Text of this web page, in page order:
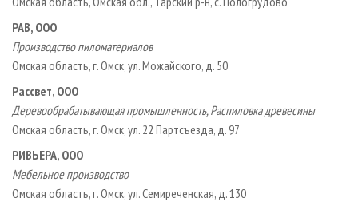
РАВ, ООО
Производство пиломатериалов
Омская область, г. Омск, ул. Можайского, д. 50
Рассвет, ООО
Деревообрабатывающая промышленность, Распиловка древесины
Омская область, г. Омск, ул. 22 Партсъезда, д. 97
РИВЬЕРА, ООО
Мебельное производство
Омская область, г. Омск, ул. Семиреченская, д. 130